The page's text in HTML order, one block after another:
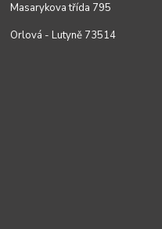
Masarykova třída 795
Orlová - Lutyně 73514